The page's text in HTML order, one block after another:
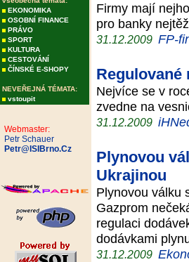
EKONOMIKA
OSOBNÍ FINANCE
PRÁVO
SPORT
KULTURA
CESTOVÁNÍ
ČÍNSKÉ E-SHOPY
NEVEŘEJNÁ TÉMATA:
vstoupit
Webmaster:
Petr Schauer
Petr@ISIBrno.Cz
Firmy mají
pro banky
31.12.2009 FP-
Regulované
Nejvíce se v
zvedne na
31.12.2009
Plynovou
Ukrajinou
Plynovou válku
Gazprom
regulaci
dodávkami
31.12.2009